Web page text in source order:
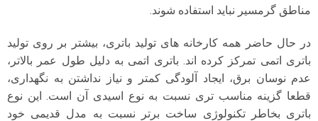
مناطق گرمسیر نباید استفاده شوند.
در حال حاضر همه کارخانه های تولید باتری، بیشتر بر روی تولید
باتری اتمی تمرکز کرده اند. باتری اتمی به دلیل طول عمر بالاتر،
عدم نوسان برق، ایجاد آلودگی کمتر و نیاز نداشتن به نگهداری،
قطعا گزینه مناسب تری نسبت به نوع اسیدی آن است. این نوع
باتری بخاطر تکنولوژی ساخت برتر نسبت به مدل قدیمی خود